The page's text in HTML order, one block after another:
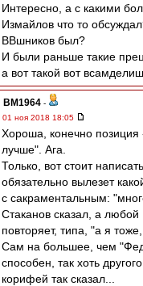
Интересно, а с какими
Измайлов что то
ВВшников был?
И были раньше такие
а вот такой вот
BM1964 -
01 ноя 2018 18:05
Хороша, конечно
лучше". Ага.
Только, вот стоит
обязательно вылезет
с сакраментальным:
Стаканов сказал, а любой
повторяет, типа, "а я
Сам на большее, чем
способен, так хоть
корифей так сказал...